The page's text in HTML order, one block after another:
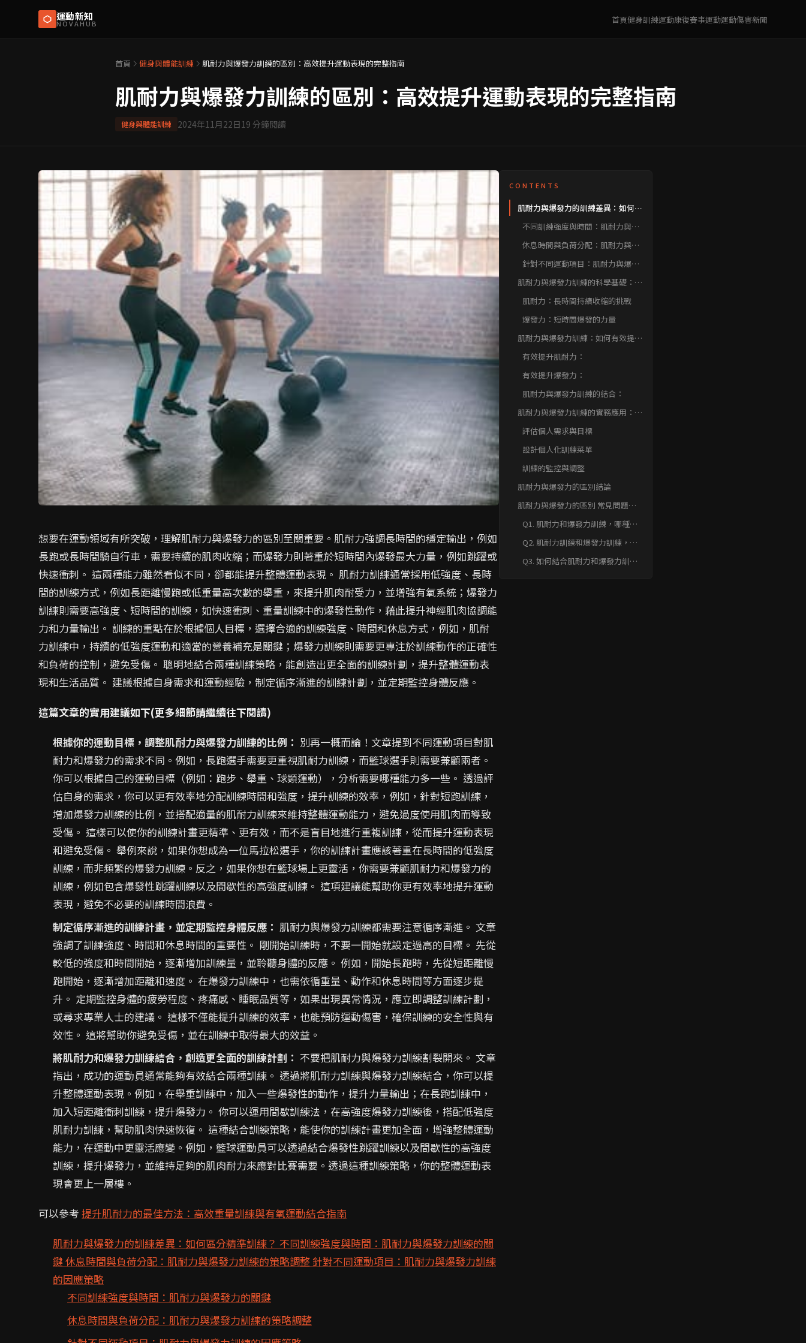
運動新知
NOVAHUB 首頁健身訓練運動康復賽事運動運動傷害新聞
首頁 健身與體能訓練 肌耐力與爆發力訓練的區別：高效提升運動表現的完整指南
肌耐力與爆發力訓練的區別：高效提升運動表現的完整指南
健身與體能訓練 2024年11月22日19 分鐘閱讀
想要在運動領域有所突破，理解肌耐力與爆發力的區別至關重要。肌耐力強調長時間的穩定輸出，例如
長跑或長時間騎自行車，需要持續的肌肉收縮；而爆發力則著重於短時間內爆發最大力量，例如跳躍或
快速衝刺。 這兩種能力雖然看似不同，卻都能提升整體運動表現。 肌耐力訓練通常採用低強度、長時
間的訓練方式，例如長距離慢跑或低重量高次數的舉重，來提升肌肉耐受力，並增強有氧系統；爆發力
訓練則需要高強度、短時間的訓練，如快速衝刺、重量訓練中的爆發性動作，藉此提升神經肌肉協調能
力和力量輸出。 訓練的重點在於根據個人目標，選擇合適的訓練強度、時間和休息方式，例如，肌耐
力訓練中，持續的低強度運動和適當的營養補充是關鍵；爆發力訓練則需要更專注於訓練動作的正確性
和負荷的控制，避免受傷。 聰明地結合兩種訓練策略，能創造出更全面的訓練計劃，提升整體運動表
現和生活品質。 建議根據自身需求和運動經驗，制定循序漸進的訓練計劃，並定期監控身體反應。
這篇文章的實用建議如下(更多細節請繼續往下閱讀)
根據你的運動目標，調整肌耐力與爆發力訓練的比例： 別再一概而論！文章提到不同運動項目對肌
耐力和爆發力的需求不同。例如，長跑選手需要更重視肌耐力訓練，而籃球選手則需要兼顧兩者。
你可以根據自己的運動目標（例如：跑步、舉重、球類運動），分析需要哪種能力多一些。 透過評
估自身的需求，你可以更有效率地分配訓練時間和強度，提升訓練的效率，例如，針對短跑訓練，
增加爆發力訓練的比例，並搭配適量的肌耐力訓練來維持整體運動能力，避免過度使用肌肉而導致
受傷。 這樣可以使你的訓練計畫更精準、更有效，而不是盲目地進行重複訓練，從而提升運動表現
和避免受傷。 舉例來說，如果你想成為一位馬拉松選手，你的訓練計畫應該著重在長時間的低強度
訓練，而非頻繁的爆發力訓練。反之，如果你想在籃球場上更靈活，你需要兼顧肌耐力和爆發力的
訓練，例如包含爆發性跳躍訓練以及間歇性的高強度訓練。 這項建議能幫助你更有效率地提升運動
表現，避免不必要的訓練時間浪費。
制定循序漸進的訓練計畫，並定期監控身體反應： 肌耐力與爆發力訓練都需要注意循序漸進。 文章
強調了訓練強度、時間和休息時間的重要性。 剛開始訓練時，不要一開始就設定過高的目標。 先從
較低的強度和時間開始，逐漸增加訓練量，並聆聽身體的反應。 例如，開始長跑時，先從短距離慢
跑開始，逐漸增加距離和速度。 在爆發力訓練中，也需依循重量、動作和休息時間等方面逐步提
升。 定期監控身體的疲勞程度、疼痛感、睡眠品質等，如果出現異常情況，應立即調整訓練計劃，
或尋求專業人士的建議。 這樣不僅能提升訓練的效率，也能預防運動傷害，確保訓練的安全性與有
效性。 這將幫助你避免受傷，並在訓練中取得最大的效益。
將肌耐力和爆發力訓練結合，創造更全面的訓練計劃： 不要把肌耐力與爆發力訓練割裂開來。 文章
指出，成功的運動員通常能夠有效結合兩種訓練。 透過將肌耐力訓練與爆發力訓練結合，你可以提
升整體運動表現。例如，在舉重訓練中，加入一些爆發性的動作，提升力量輸出；在長跑訓練中，
加入短距離衝刺訓練，提升爆發力。 你可以運用間歇訓練法，在高強度爆發力訓練後，搭配低強度
肌耐力訓練，幫助肌肉快速恢復。 這種結合訓練策略，能使你的訓練計畫更加全面，增強整體運動
能力，在運動中更靈活應變。例如，籃球運動員可以透過結合爆發性跳躍訓練以及間歇性的高強度
訓練，提升爆發力，並維持足夠的肌肉耐力來應對比賽需要。透過這種訓練策略，你的整體運動表
現會更上一層樓。
可以參考 提升肌耐力的最佳方法：高效重量訓練與有氧運動結合指南
肌耐力與爆發力的訓練差異：如何區分精準訓練？ 不同訓練強度與時間：肌耐力與爆發力訓練的關
鍵 休息時間與負荷分配：肌耐力與爆發力訓練的策略調整 針對不同運動項目：肌耐力與爆發力訓練
的因應策略
不同訓練強度與時間：肌耐力與爆發力的關鍵
休息時間與負荷分配：肌耐力與爆發力訓練的策略調整
CONTENTS
肌耐力與爆發力的訓練差異：如何區
間：肌耐力與爆發力訓練的關鍵 休
息時間與負荷分配：肌耐力與爆發力
目：肌耐力與爆發力訓練的因應策略
不同訓練強度與時間：肌耐力與爆
休息時間與負荷分配：肌耐力與爆
針對不同運動項目：肌耐力與爆發
肌耐力與爆發力訓練的科學基礎：探
肌耐力：長時間持續收縮的挑戰
爆發力：短時間爆發的力量
肌耐力與爆發力訓練：如何有效提升
有效提升肌耐力：
有效提升爆發力：
肌耐力與爆發力訓練的結合：
肌耐力與爆發力訓練的實務應用：制
評估個人需求與目標
設計個人化訓練菜單
訓練的監控與調整
肌耐力與爆發力的區別結論
肌耐力與爆發力的區別 常見問題快
Q1. 肌耐力和爆發力訓練，哪種更
Q2. 肌耐力訓練和爆發力訓練，在
Q3. 如何結合肌耐力和爆發力訓